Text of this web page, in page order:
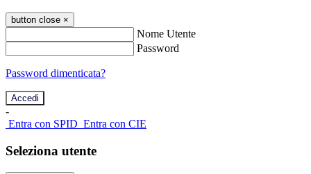
button close ×
Nome Utente
Password
Password dimenticata?
-
Entra con SPID Entra con CIE
Seleziona utente